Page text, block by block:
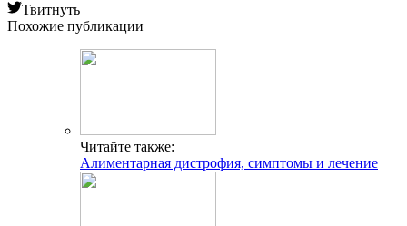
Твитнуть
Похожие публикации
Читайте также:
Алиментарная дистрофия, симптомы и лечение